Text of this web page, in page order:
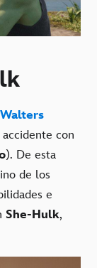
Walters
con
). De esta
de los
e
She-Hulk,